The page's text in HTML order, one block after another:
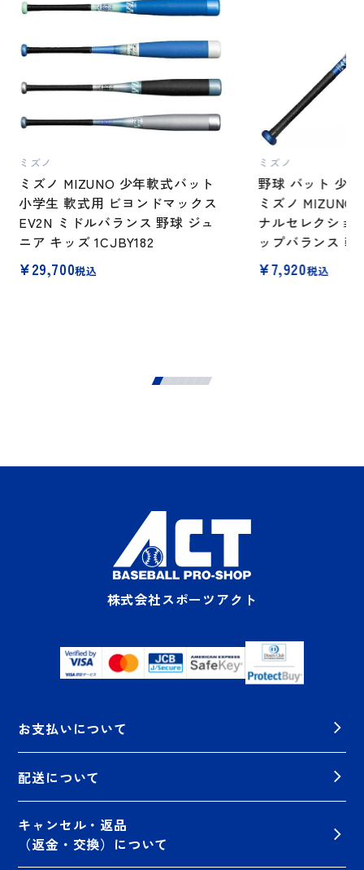
ミズノ
ミズノ MIZUNO 少年軟式バット
小学生 軟式用 ビヨンドマックス
EV2N ミドルバランス 野球 ジュ
ニア キッズ 1CJBY182
¥29,700税込
ミズノ
野球 バット 少
ミズノ MIZUNO
ナルセレクショ
ップバランス 軽
¥7,920税込
株式会社スポーツアクト
お支払いについて
配送について
キャンセル・返品
（返金・交換）について